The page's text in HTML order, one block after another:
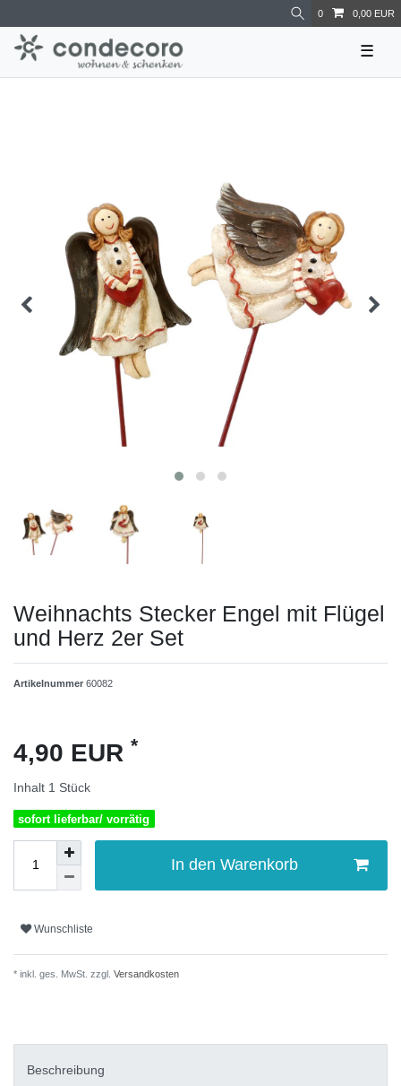
0 0,00 EUR
☰
Weihnachts Stecker Engel mit Flügel
und Herz 2er Set
Artikelnummer 60082
4,90 EUR *
Inhalt 1 Stück
sofort lieferbar/ vorrätig
In den Warenkorb
Wunschliste
* inkl. ges. MwSt. zzgl. Versandkosten
Beschreibung